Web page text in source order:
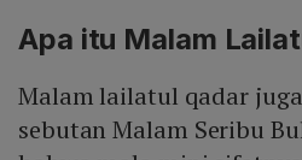
Apa itu Malam
Malam lailatul qadar
sebutan Malam Seribu